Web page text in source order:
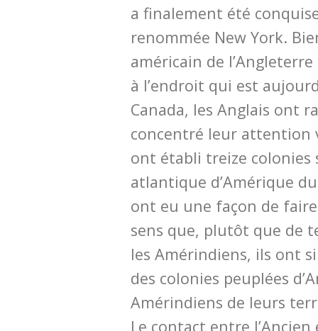
a finalement été
renommée New York.
américain de
à l’endroit qui est
Canada, les Anglais ont
concentré leur attention
ont établi treize colonies
atlantique d’Amérique
ont eu une façon de
sens que, plutôt que de
les Amérindiens, ils ont
des colonies peuplées
Amérindiens de leurs
Le contact entre